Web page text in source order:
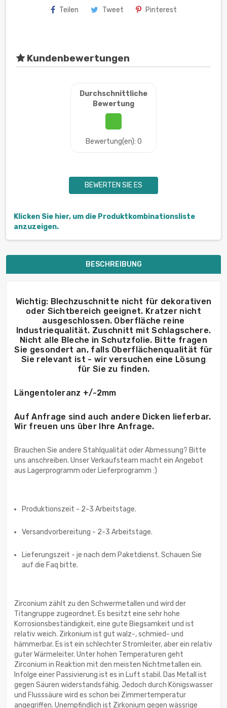
Teilen Tweet Pinterest
Kundenbewertungen
Durchschnittliche
Bewertung
Bewertung(en): 0
BEWERTEN SIE ES
Klicken Sie hier, um die Produktkombinationsliste
anzuzeigen.
BESCHREIBUNG
Wichtig: Blechzuschnitte nicht für dekorativen
oder Sichtbereich geeignet. Kratzer nicht
ausgeschlossen. Oberfläche reine
Industriequalität. Zuschnitt mit Schlagschere.
Nicht alle Bleche in Schutzfolie. Bitte fragen
Sie gesondert an, falls Oberflächenqualität für
Sie relevant ist - wir versuchen eine Lösung
für Sie zu finden.
Längentoleranz +/-2mm
Auf Anfrage sind auch andere Dicken lieferbar.
Wir freuen uns über Ihre Anfrage.
Brauchen Sie andere Stahlqualität oder Abmessung? Bitte
uns anschreiben. Unser Verkaufsteam macht ein Angebot
aus Lagerprogramm oder Lieferprogramm :)
Produktionszeit - 2-3 Arbeitstage.
Versandvorbereitung - 2-3 Arbeitstage.
Lieferungszeit - je nach dem Paketdienst. Schauen Sie
auf die Faq bitte.
Zirconium zählt zu den Schwermetallen und wird der
Titangruppe zugeordnet. Es besitzt eine sehr hohe
Korrosionsbeständigkeit, eine gute Biegsamkeit und ist
relativ weich. Zirkonium ist gut walz-, schmied- und
hämmerbar. Es ist ein schlechter Stromleiter, aber ein relativ
guter Wärmeleiter. Unter hohen Temperaturen geht
Zirconium in Reaktion mit den meisten Nichtmetallen ein.
Infolge einer Passivierung ist es in Luft stabil. Das Metall ist
gegen Säuren widerstandsfähig. Jedoch durch Königswasser
und Flusssäure wird es schon bei Zimmertemperatur
angegriffen. Unempfindlich ist Zirkonium gegen wässrige